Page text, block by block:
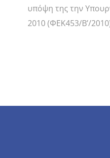
υπόψη της την
2010 (ΦΕΚ453/Β’/